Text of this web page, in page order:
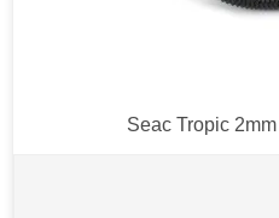
Seac Tropic